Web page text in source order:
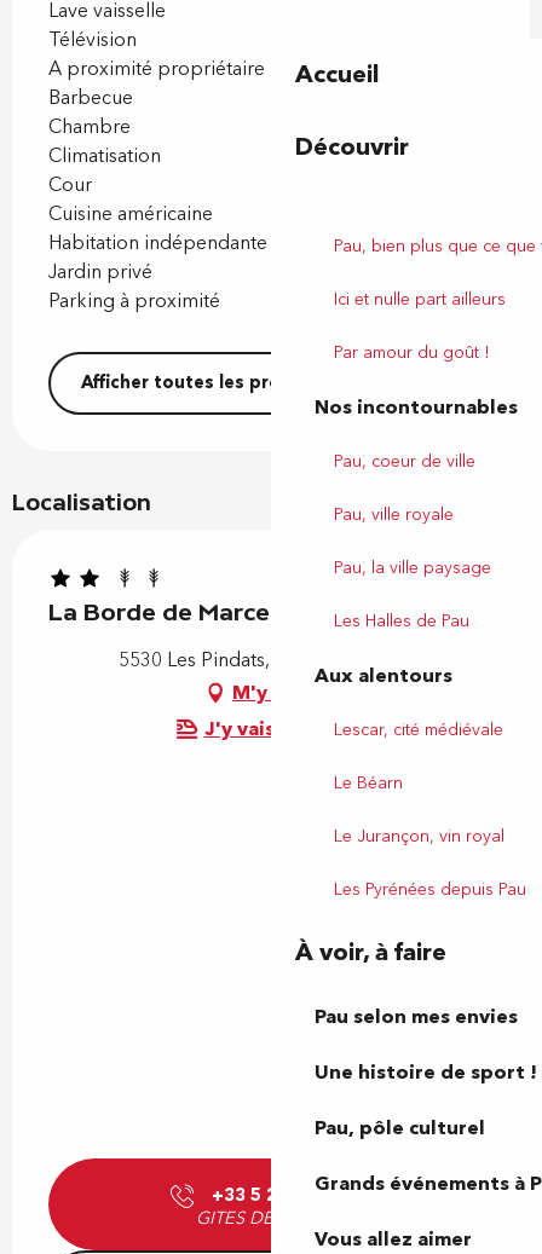
Accueil
Découvrir
Pau, bien plus que ce
Ici et nulle part ailleurs
Par amour du goût !
Nos incontournables
Pau, coeur de ville
Pau, ville royale
Pau, la ville paysage
Les Halles de Pau
Aux alentours
Lescar, cité médiévale
Le Béarn
Le Jurançon, vin royal
Les Pyrénées depuis Pau
À voir, à faire
Pau selon mes envies
Une histoire de sport !
Pau, pôle culturel
Grands événements à
Vous allez aimer
Lave vaisselle
Télévision
A proximité propriétaire
Barbecue
Chambre
Climatisation
Cour
Cuisine américaine
Habitation indépendante
Jardin privé
Parking à proximité
Afficher toutes les prestations
Localisation
La Borde de Marcelin
5530 Les Pindats, 64290 Bosdarros
M'y rendre
J'y vais en train !
+33 5 25 00 64▒▒
GITES DE FRANCE